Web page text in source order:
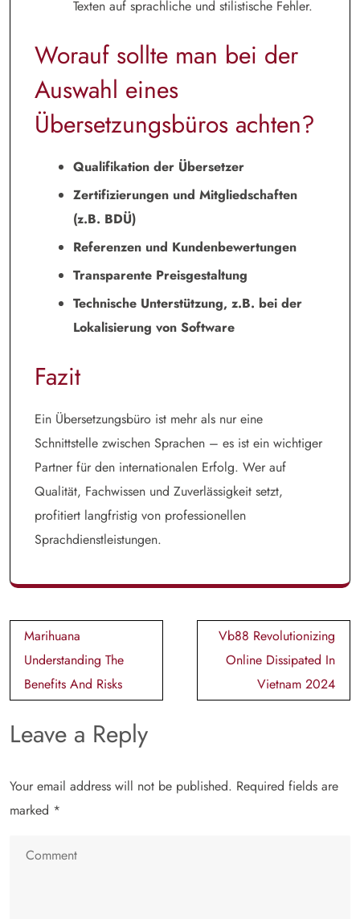
Texten auf sprachliche und stilistische Fehler.
Worauf sollte man bei der
Auswahl eines
Übersetzungsbüros achten?
Qualifikation der Übersetzer
Zertifizierungen und Mitgliedschaften
(z.B. BDÜ)
Referenzen und Kundenbewertungen
Transparente Preisgestaltung
Technische Unterstützung, z.B. bei der
Lokalisierung von Software
Fazit
Ein Übersetzungsbüro ist mehr als nur eine
Schnittstelle zwischen Sprachen – es ist ein wichtiger
Partner für den internationalen Erfolg. Wer auf
Qualität, Fachwissen und Zuverlässigkeit setzt,
profitiert langfristig von professionellen
Sprachdienstleistungen.
Post
navigation
Marihuana
Understanding The
Benefits And Risks
Vb88 Revolutionizing
Online Dissipated In
Vietnam 2024
Leave a Reply
Your email address will not be published. Required fields are
marked *